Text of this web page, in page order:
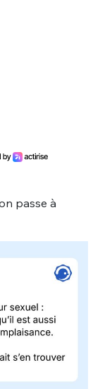
passe à